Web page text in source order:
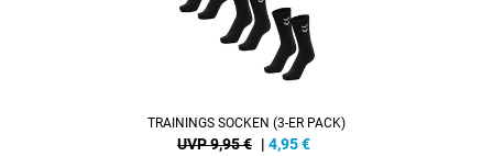
TRAININGS SOCKEN (3-ER PACK)
UVP 9,95 € | 4,95€